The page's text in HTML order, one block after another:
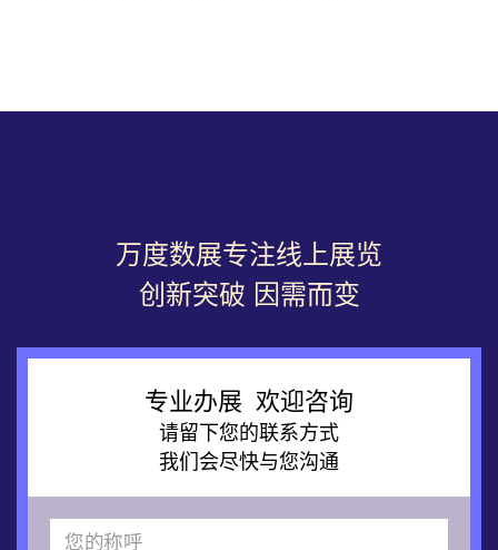
万度数展专注线上展览
创新突破 因需而变
专业办展 欢迎咨询
请留下您的联系方式
我们会尽快与您沟通